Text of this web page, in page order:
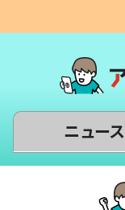
ニュース